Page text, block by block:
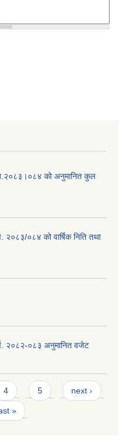
को अनुमानित कुल
२०८३/०८४ को वार्षिक निति तथा
२०८२-०८३ अनुमानित वजेट
4 5 next ›
»